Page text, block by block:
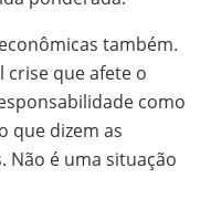
também.
crise que afete o
como
que dizem as
Não é uma situação